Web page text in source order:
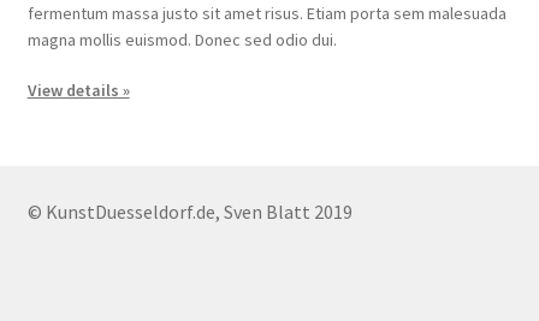
fermentum massa justo sit amet risus. Etiam porta sem malesuada
magna mollis euismod. Donec sed odio dui.
View details »
© KunstDuesseldorf.de, Sven Blatt 2019